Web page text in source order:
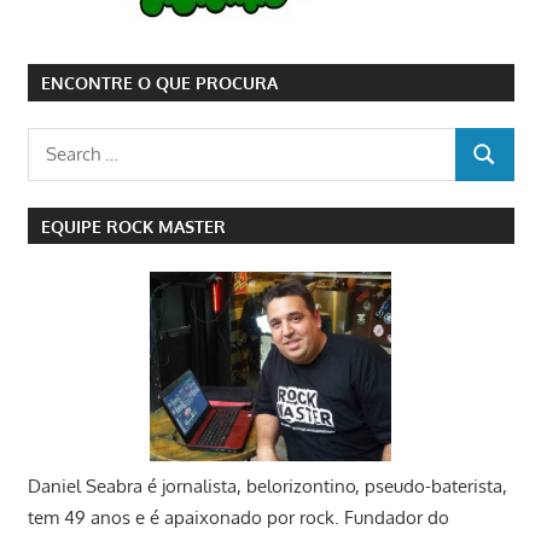
ENCONTRE O QUE PROCURA
Search
SEARCH
EQUIPE ROCK MASTER
Daniel Seabra é jornalista, belorizontino, pseudo-baterista,
tem 49 anos e é apaixonado por rock. Fundador do